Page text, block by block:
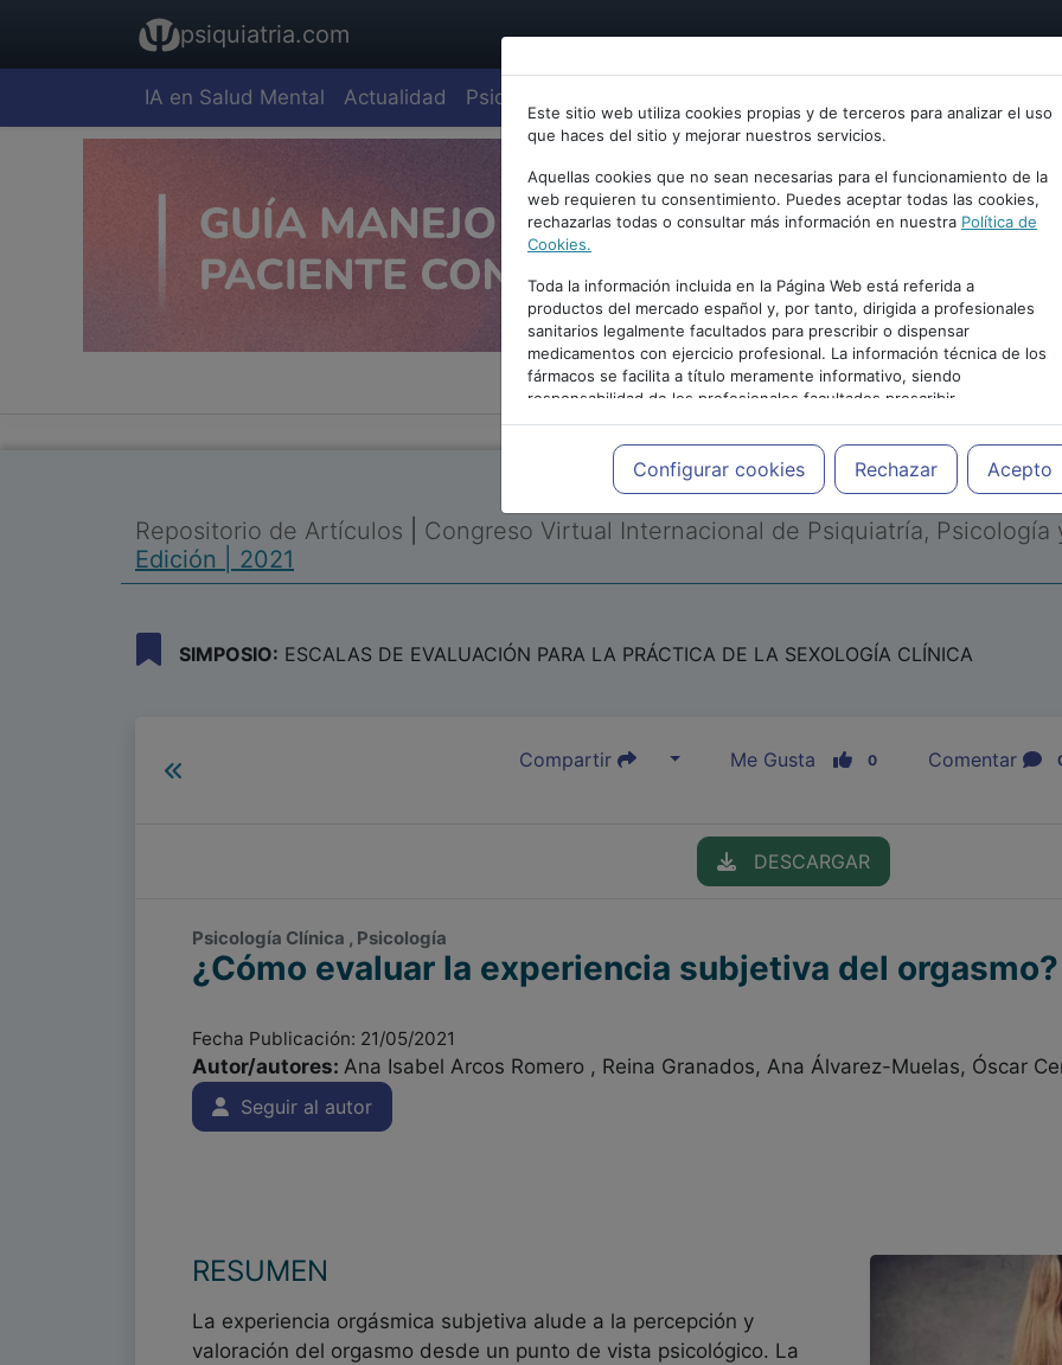
psiquiatria.com
IA en Salud Mental Actualidad Psiquiatría
Este sitio web utiliza cookies propias y de terceros para analizar el uso
que haces del sitio y mejorar nuestros servicios.
Aquellas cookies que no sean necesarias para el funcionamiento de la
web requieren tu consentimiento. Puedes aceptar todas las cookies,
rechazarlas todas o consultar más información en nuestra Política de
Cookies.
Toda la información incluida en la Página Web está referida a
productos del mercado español y, por tanto, dirigida a profesionales
sanitarios legalmente facultados para prescribir o dispensar
medicamentos con ejercicio profesional. La información técnica de los
fármacos se facilita a título meramente informativo, siendo
responsabilidad de los profesionales facultados prescribir
medicamentos y decidir, en cada caso concreto, el tratamiento más
adecuado a las necesidades del paciente.
Configurar cookies Rechazar Acepto
PUBLICIDAD
Repositorio de Artículos
Congreso Virtual Internacional de Psiquiatría,
Edición | 2021
SIMPOSIO: ESCALAS DE EVALUACIÓN PARA LA PRÁCTICA DE LA SEXOLOGÍA CLÍNICA
Compartir Me Gusta 0 Comentar
DESCARGAR
Psicología Clínica , Psicología
¿Cómo evaluar la experiencia subjetiva del orgasmo?
Fecha Publicación: 21/05/2021
Autor/autores: Ana Isabel Arcos Romero , Reina Granados, Ana Álvarez-Muelas, Óscar
Seguir al autor
RESUMEN
La experiencia orgásmica subjetiva alude a la percepción y
valoración del orgasmo desde un punto de vista psicológico. La